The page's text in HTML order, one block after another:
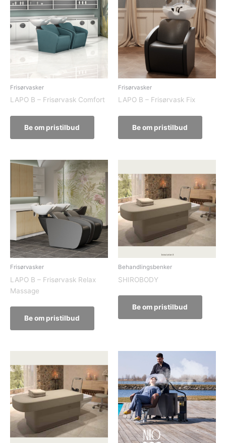
Frisørvasker
LAPO B – Frisørvask Comfort
Be om pristilbud
Frisørvasker
LAPO B – Frisørvask Fix
Be om pristilbud
Frisørvasker
LAPO B – Frisørvask Relax
Massage
Be om pristilbud
Behandlingsbenker
SHIROBODY
Be om pristilbud